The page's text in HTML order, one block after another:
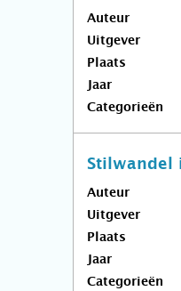
Auteur
Uitgever
Plaats
Jaar
Categorieën
Stilwandel
Auteur
Uitgever
Plaats
Jaar
Categorieën